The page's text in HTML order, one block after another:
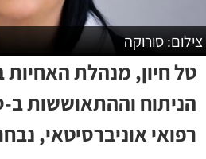
צילום: סורוקה
טל חיון, מנהלת
הניתוח וההתאוששות ב-
רפואי אוניברסיטאי,